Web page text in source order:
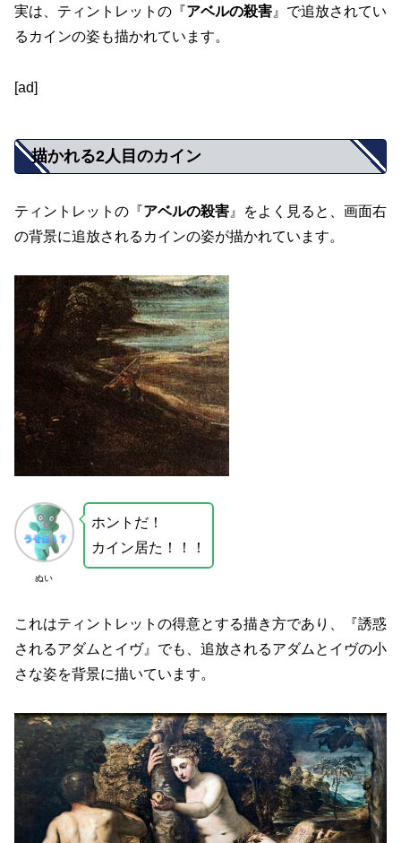
実は、ティントレットの『アベルの殺害 』で追放されてい
るカインの姿も描かれています。
[ad]
描かれる2人目のカイン
ティントレットの『アベルの殺害』をよく見ると、画面右
の背景に追放されるカインの姿が描かれています。
ぬい
ホントだ！
カイン居た！！！
これはティントレットの得意とする描き方であり、『誘惑
されるアダムとイヴ』でも、追放されるアダムとイヴの小
さな姿を背景に描いています。